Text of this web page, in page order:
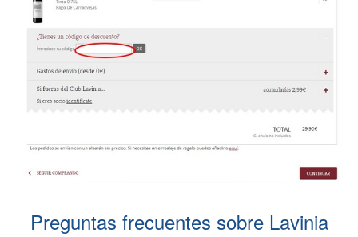
Preguntas frecuentes sobre Lavinia